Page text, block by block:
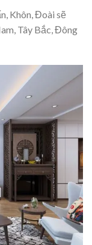
Khôn, Đoài sẽ
Tây Bắc, Đông